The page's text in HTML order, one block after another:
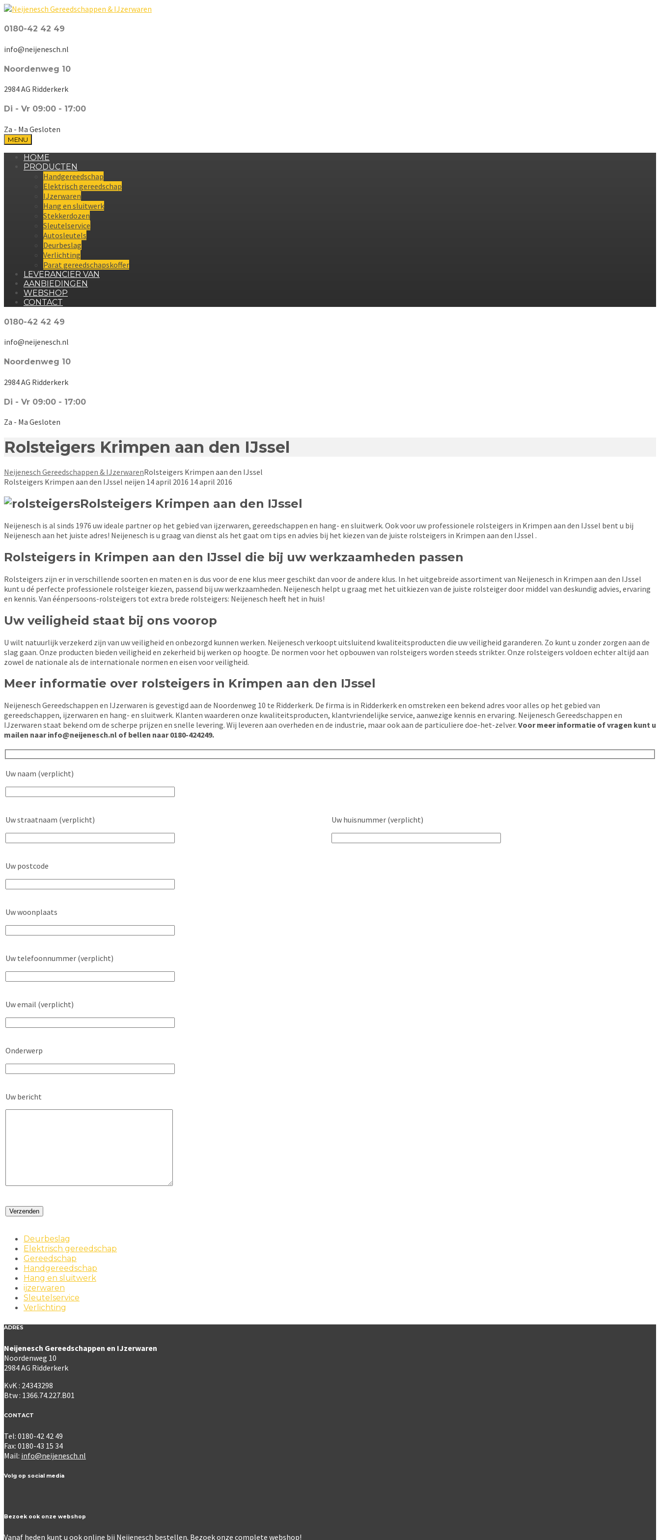
0180-42 42 49
info@neijenesch.nl
Noordenweg 10
2984 AG Ridderkerk
Di - Vr 09:00 - 17:00
Za - Ma Gesloten
MENU
HOME
PRODUCTEN
Handgereedschap
Elektrisch gereedschap
IJzerwaren
Hang en sluitwerk
Stekkerdozen
Sleutelservice
Autosleutels
Deurbeslag
Verlichting
Parat gereedschapskoffer
LEVERANCIER VAN
AANBIEDINGEN
WEBSHOP
CONTACT
0180-42 42 49
info@neijenesch.nl
Noordenweg 10
2984 AG Ridderkerk
Di - Vr 09:00 - 17:00
Za - Ma Gesloten
Rolsteigers Krimpen aan den IJssel
Neijenesch Gereedschappen & IJzerwarenRolsteigers Krimpen aan den IJssel
Rolsteigers Krimpen aan den IJssel neijen 14 april 2016 14 april 2016
Rolsteigers Krimpen aan den IJssel
Neijenesch is al sinds 1976 uw ideale partner op het gebied van ijzerwaren, gereedschappen en hang- en sluitwerk. Ook voor uw professionele rolsteigers in Krimpen aan den IJssel bent u bij
Neijenesch aan het juiste adres! Neijenesch is u graag van dienst als het gaat om tips en advies bij het kiezen van de juiste rolsteigers in Krimpen aan den IJssel .
Rolsteigers in Krimpen aan den IJssel die bij uw werkzaamheden passen
Rolsteigers zijn er in verschillende soorten en maten en is dus voor de ene klus meer geschikt dan voor de andere klus. In het uitgebreide assortiment van Neijenesch in Krimpen aan den IJssel
kunt u dé perfecte professionele rolsteiger kiezen, passend bij uw werkzaamheden. Neijenesch helpt u graag met het uitkiezen van de juiste rolsteiger door middel van deskundig advies, ervaring
en kennis. Van éénpersoons-rolsteigers tot extra brede rolsteigers: Neijenesch heeft het in huis!
Uw veiligheid staat bij ons voorop
U wilt natuurlijk verzekerd zijn van uw veiligheid en onbezorgd kunnen werken. Neijenesch verkoopt uitsluitend kwaliteitsproducten die uw veiligheid garanderen. Zo kunt u zonder zorgen aan de
slag gaan. Onze producten bieden veiligheid en zekerheid bij werken op hoogte. De normen voor het opbouwen van rolsteigers worden steeds strikter. Onze rolsteigers voldoen echter altijd aan
zowel de nationale als de internationale normen en eisen voor veiligheid.
Meer informatie over rolsteigers in Krimpen aan den IJssel
Neijenesch Gereedschappen en IJzerwaren is gevestigd aan de Noordenweg 10 te Ridderkerk. De firma is in Ridderkerk en omstreken een bekend adres voor alles op het gebied van
gereedschappen, ijzerwaren en hang- en sluitwerk. Klanten waarderen onze kwaliteitsproducten, klantvriendelijke service, aanwezige kennis en ervaring. Neijenesch Gereedschappen en
IJzerwaren staat bekend om de scherpe prijzen en snelle levering. Wij leveren aan overheden en de industrie, maar ook aan de particuliere doe-het-zelver. Voor meer informatie of vragen kunt u
mailen naar info@neijenesch.nl of bellen naar 0180-424249.
Uw naam (verplicht)
Uw straatnaam (verplicht) Uw huisnummer (verplicht)
Uw postcode
Uw woonplaats
Uw telefoonnummer (verplicht)
Uw email (verplicht)
Onderwerp
Uw bericht
Deurbeslag
Elektrisch gereedschap
Gereedschap
Handgereedschap
Hang en sluitwerk
ijzerwaren
Sleutelservice
Verlichting
ADRES
Neijenesch Gereedschappen en IJzerwaren
Noordenweg 10
2984 AG Ridderkerk
KvK : 24343298
Btw : 1366.74.227.B01
CONTACT
Tel: 0180-42 42 49
Fax: 0180-43 15 34
Mail: info@neijenesch.nl
Volg op social media
Bezoek ook onze webshop
Vanaf heden kunt u ook online bij Neijenesch bestellen. Bezoek onze complete webshop!